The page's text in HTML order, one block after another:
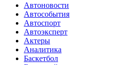
Автоновости
Автособытия
Автоспорт
Автоэксперт
Актеры
Аналитика
Баскетбол